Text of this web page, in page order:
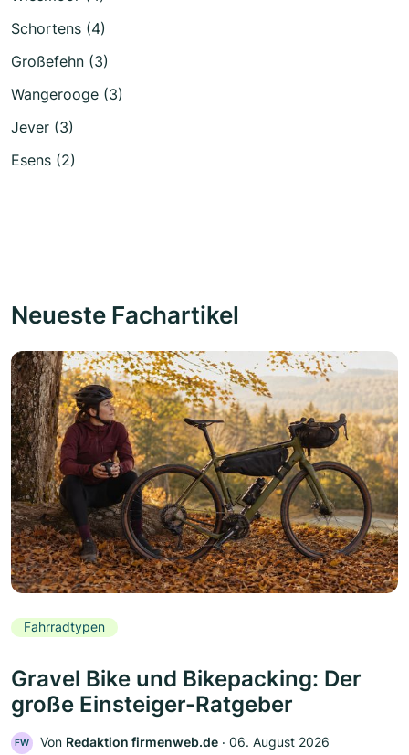
Schortens (4)
Großefehn (3)
Wangerooge (3)
Jever (3)
Esens (2)
Neueste Fachartikel
Fahrradtypen
Gravel Bike und Bikepacking: Der
große Einsteiger-Ratgeber
FW Von Redaktion firmenweb.de ‧ 06. August 2026